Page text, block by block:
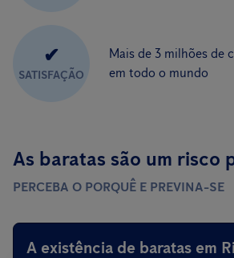
✔
SATISFAÇÃO
Mais de 3 milhões de
em todo o mundo
As baratas são um risco
PERCEBA O PORQUÊ E PREVINA-SE
A existência de baratas em